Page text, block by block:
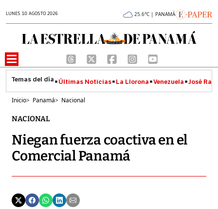
LUNES 10 AGOSTO 2026 25.6°C | PANAMÁ
Últimas Noticias La Llorona Venezuela José
Inicio> Panamá> Nacional
NACIONAL
Niegan fuerza coactiva en el
Comercial Panamá